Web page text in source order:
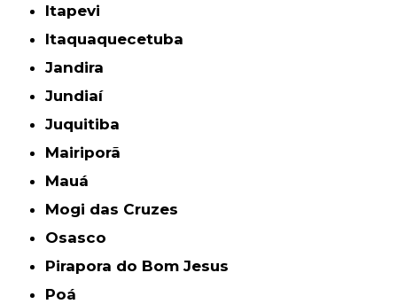
Itapevi
Itaquaquecetuba
Jandira
Jundiaí
Juquitiba
Mairiporã
Mauá
Mogi das Cruzes
Osasco
Pirapora do Bom Jesus
Poá